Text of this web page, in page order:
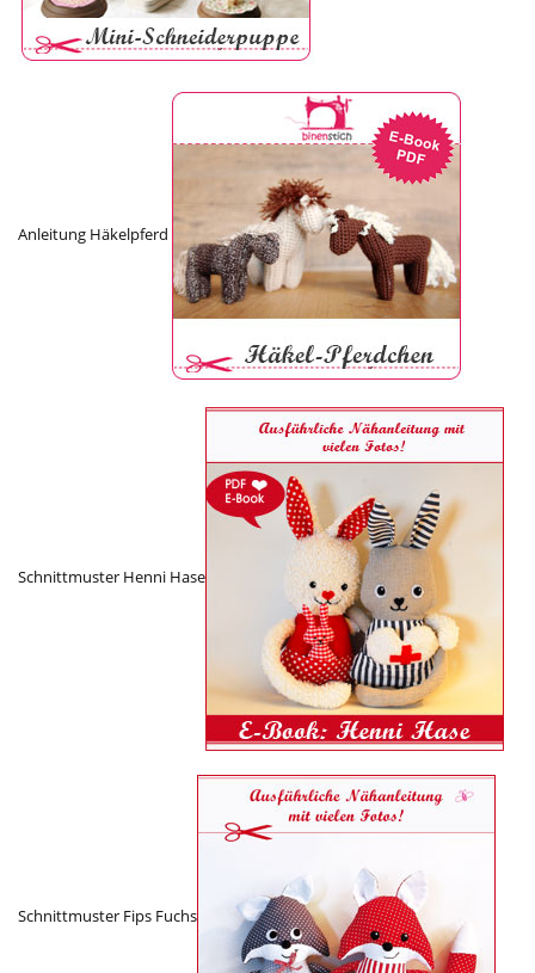
Anleitung Häkelpferd
Schnittmuster Henni Hase
Schnittmuster Fips Fuchs